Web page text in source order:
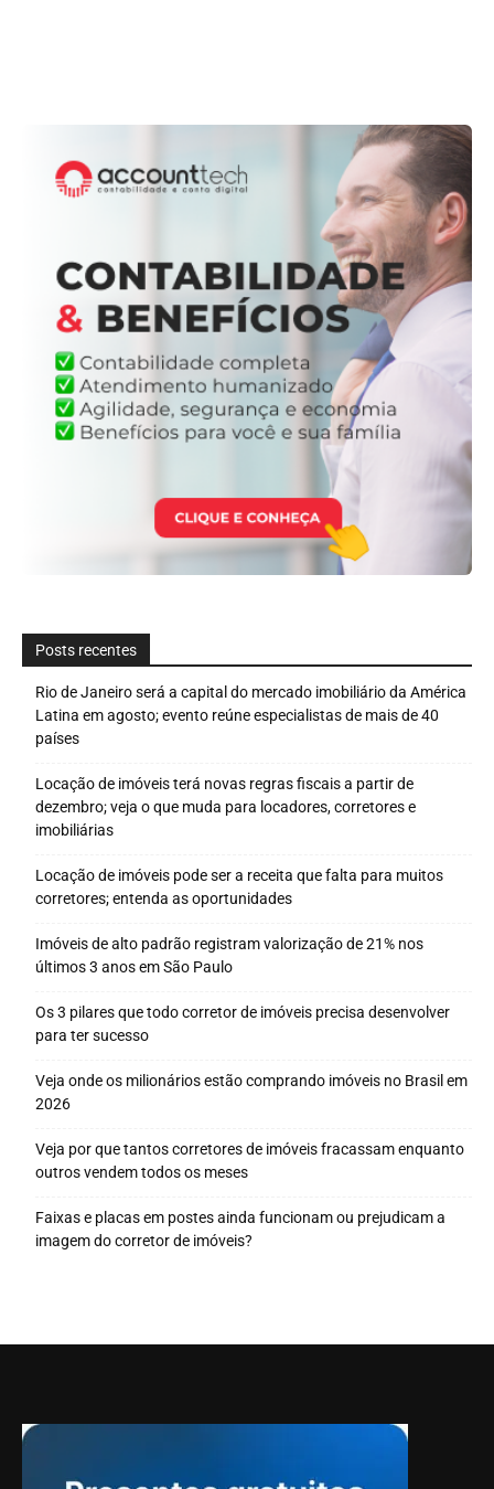
Posts recentes
Rio de Janeiro será a capital do mercado imobiliário da América
Latina em agosto; evento reúne especialistas de mais de 40
países
Locação de imóveis terá novas regras fiscais a partir de
dezembro; veja o que muda para locadores, corretores e
imobiliárias
Locação de imóveis pode ser a receita que falta para muitos
corretores; entenda as oportunidades
Imóveis de alto padrão registram valorização de 21% nos
últimos 3 anos em São Paulo
Os 3 pilares que todo corretor de imóveis precisa desenvolver
para ter sucesso
Veja onde os milionários estão comprando imóveis no Brasil em
2026
Veja por que tantos corretores de imóveis fracassam enquanto
outros vendem todos os meses
Faixas e placas em postes ainda funcionam ou prejudicam a
imagem do corretor de imóveis?